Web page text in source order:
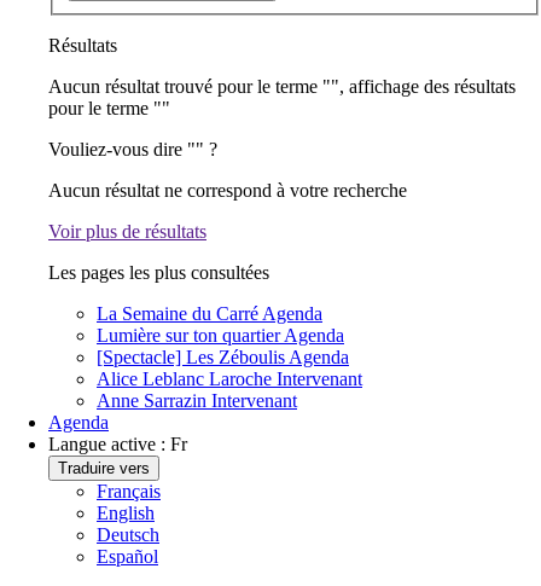
Résultats
Aucun résultat trouvé pour le terme "", affichage des résultats
pour le terme ""
Vouliez-vous dire "" ?
Aucun résultat ne correspond à votre recherche
Voir plus de résultats
Les pages les plus consultées
La Semaine du Carré Agenda
Lumière sur ton quartier Agenda
[Spectacle] Les Zéboulis Agenda
Alice Leblanc Laroche Intervenant
Anne Sarrazin Intervenant
Agenda
Langue active : Fr
Traduire vers
Français
English
Deutsch
Español